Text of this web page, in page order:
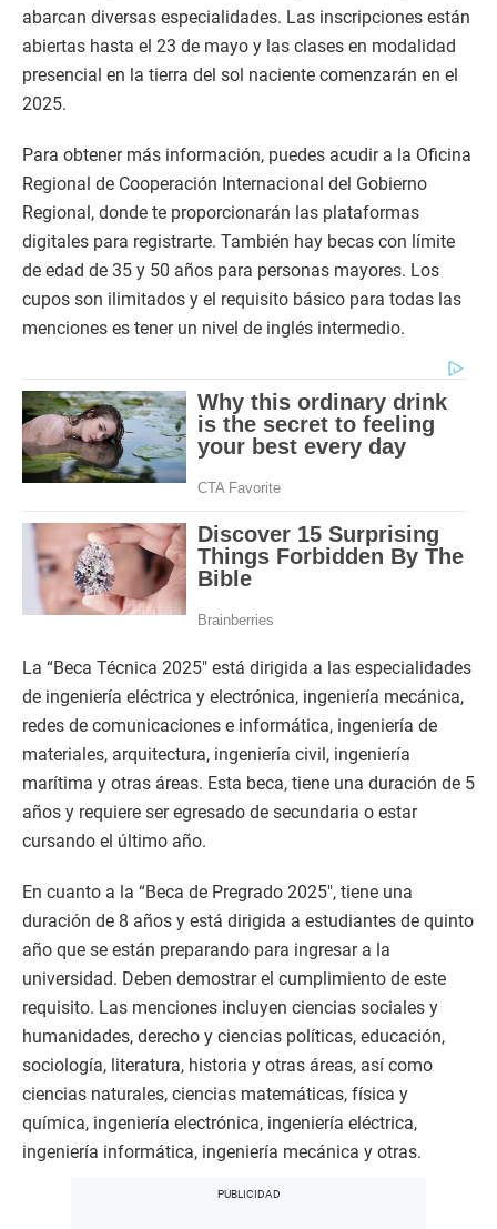
abarcan diversas especialidades. Las inscripciones están
abiertas hasta el 23 de mayo y las clases en modalidad
presencial en la tierra del sol naciente comenzarán en el
2025.
Para obtener más información, puedes acudir a la Oficina
Regional de Cooperación Internacional del Gobierno
Regional, donde te proporcionarán las plataformas
digitales para registrarte. También hay becas con límite
de edad de 35 y 50 años para personas mayores. Los
cupos son ilimitados y el requisito básico para todas las
menciones es tener un nivel de inglés intermedio.
La “Beca Técnica 2025″ está dirigida a las especialidades
de ingeniería eléctrica y electrónica, ingeniería mecánica,
redes de comunicaciones e informática, ingeniería de
materiales, arquitectura, ingeniería civil, ingeniería
marítima y otras áreas. Esta beca, tiene una duración de 5
años y requiere ser egresado de secundaria o estar
cursando el último año.
En cuanto a la “Beca de Pregrado 2025″, tiene una
duración de 8 años y está dirigida a estudiantes de quinto
año que se están preparando para ingresar a la
universidad. Deben demostrar el cumplimiento de este
requisito. Las menciones incluyen ciencias sociales y
humanidades, derecho y ciencias políticas, educación,
sociología, literatura, historia y otras áreas, así como
ciencias naturales, ciencias matemáticas, física y
química, ingeniería electrónica, ingeniería eléctrica,
ingeniería informática, ingeniería mecánica y otras.